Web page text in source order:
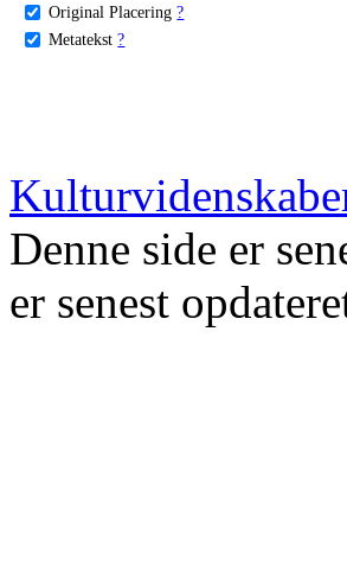
Original Placering ?
Metatekst ?
Denne side er
er senest